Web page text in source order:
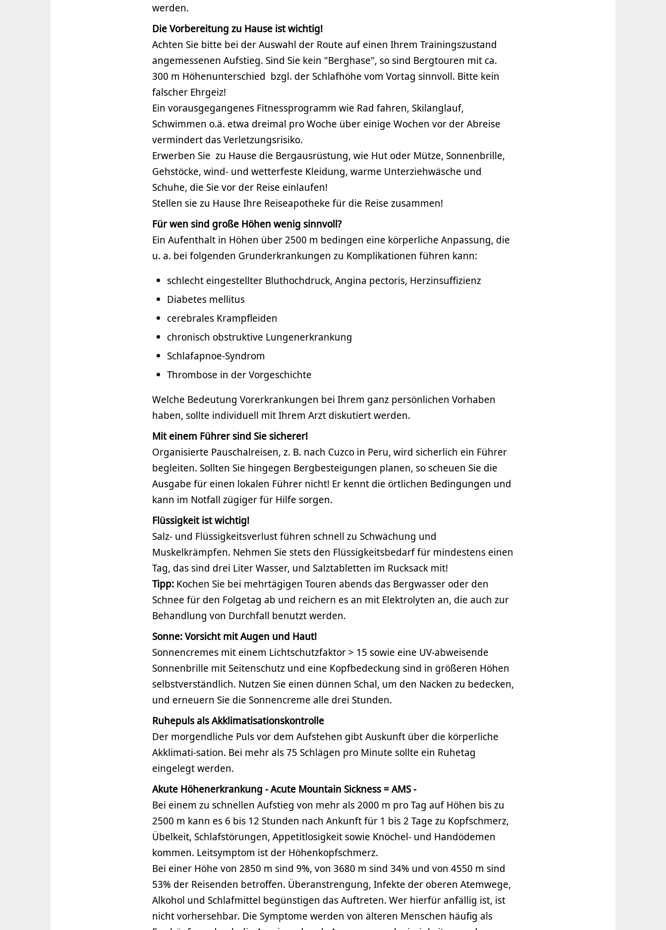
werden.
Die Vorbereitung zu Hause ist wichtig!
Achten Sie bitte bei der Auswahl der Route auf einen Ihrem Trainingszustand
angemessenen Aufstieg. Sind Sie kein "Berghase", so sind Bergtouren mit ca.
300 m Höhenunterschied bzgl. der Schlafhöhe vom Vortag sinnvoll. Bitte kein
falscher Ehrgeiz!
Ein vorausgegangenes Fitnessprogramm wie Rad fahren, Skilanglauf,
Schwimmen o.ä. etwa dreimal pro Woche über einige Wochen vor der Abreise
vermindert das Verletzungsrisiko.
Erwerben Sie zu Hause die Bergausrüstung, wie Hut oder Mütze, Sonnenbrille,
Gehstöcke, wind- und wetterfeste Kleidung, warme Unterziehwäsche und
Schuhe, die Sie vor der Reise einlaufen!
Stellen sie zu Hause Ihre Reiseapotheke für die Reise zusammen!
Für wen sind große Höhen wenig sinnvoll?
Ein Aufenthalt in Höhen über 2500 m bedingen eine körperliche Anpassung, die
u. a. bei folgenden Grunderkrankungen zu Komplikationen führen kann:
schlecht eingestellter Bluthochdruck, Angina pectoris, Herzinsuffizienz
Diabetes mellitus
cerebrales Krampfleiden
chronisch obstruktive Lungenerkrankung
Schlafapnoe-Syndrom
Thrombose in der Vorgeschichte
Welche Bedeutung Vorerkrankungen bei Ihrem ganz persönlichen Vorhaben
haben, sollte individuell mit Ihrem Arzt diskutiert werden.
Mit einem Führer sind Sie sicherer!
Organisierte Pauschalreisen, z. B. nach Cuzco in Peru, wird sicherlich ein Führer
begleiten. Sollten Sie hingegen Bergbesteigungen planen, so scheuen Sie die
Ausgabe für einen lokalen Führer nicht! Er kennt die örtlichen Bedingungen und
kann im Notfall zügiger für Hilfe sorgen.
Flüssigkeit ist wichtig!
Salz- und Flüssigkeitsverlust führen schnell zu Schwächung und
Muskelkrämpfen. Nehmen Sie stets den Flüssigkeitsbedarf für mindestens einen
Tag, das sind drei Liter Wasser, und Salztabletten im Rucksack mit!
Tipp: Kochen Sie bei mehrtägigen Touren abends das Bergwasser oder den
Schnee für den Folgetag ab und reichern es an mit Elektrolyten an, die auch zur
Behandlung von Durchfall benutzt werden.
Sonne: Vorsicht mit Augen und Haut!
Sonnencremes mit einem Lichtschutzfaktor > 15 sowie eine UV-abweisende
Sonnenbrille mit Seitenschutz und eine Kopfbedeckung sind in größeren Höhen
selbstverständlich. Nutzen Sie einen dünnen Schal, um den Nacken zu bedecken,
und erneuern Sie die Sonnencreme alle drei Stunden.
Ruhepuls als Akklimatisationskontrolle
Der morgendliche Puls vor dem Aufstehen gibt Auskunft über die körperliche
Akklimati-sation. Bei mehr als 75 Schlägen pro Minute sollte ein Ruhetag
eingelegt werden.
Akute Höhenerkrankung - Acute Mountain Sickness = AMS -
Bei einem zu schnellen Aufstieg von mehr als 2000 m pro Tag auf Höhen bis zu
2500 m kann es 6 bis 12 Stunden nach Ankunft für 1 bis 2 Tage zu Kopfschmerz,
Übelkeit, Schlafstörungen, Appetitlosigkeit sowie Knöchel- und Handödemen
kommen. Leitsymptom ist der Höhenkopfschmerz.
Bei einer Höhe von 2850 m sind 9%, von 3680 m sind 34% und von 4550 m sind
53% der Reisenden betroffen. Überanstrengung, Infekte der oberen Atemwege,
Alkohol und Schlafmittel begünstigen das Auftreten. Wer hierfür anfällig ist, ist
nicht vorhersehbar. Die Symptome werden von älteren Menschen häufig als